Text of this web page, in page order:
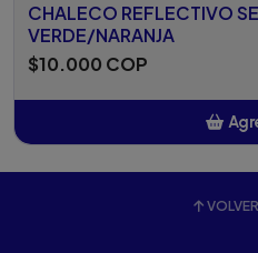
CHALECO REFLECTIVO
VERDE/NARANJA
$10.000 COP